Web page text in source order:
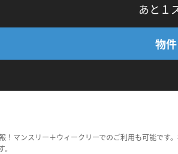
あと１
物
マンスリー＋ウィークリーでのご利用も可能で